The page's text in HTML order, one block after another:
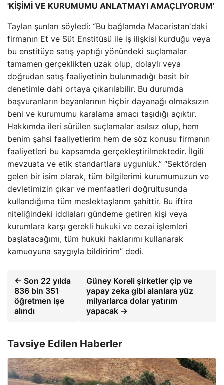
'KİŞİMİ VE KURUMUMU ANLATMAYI AMAÇLIYORUM'
Taylan şunları söyledi: “Bu bağlamda Macaristan'daki
firmanın Et ve Süt Enstitüsü ile iş ilişkisi kurduğu veya
bu enstitüye satış yaptığı yönündeki suçlamalar
tamamen gerçeklikten uzak olup, dolaylı veya
doğrudan satış faaliyetinin bulunmadığı basit bir
denetimle dahi ortaya çıkarılabilir. Bu durumda
başvuranların beyanlarının hiçbir dayanağı olmaksızın
beni ve kurumumu karalama amacı taşıdığı açıktır.
Hakkımda ileri sürülen suçlamalar asılsız olup, hem
benim şahsi faaliyetlerim hem de söz konusu firmanın
faaliyetleri bu kapsamda gerçekleştirilmektedir. İlgili
mevzuata ve etik standartlara uygunluk.” “Sektörden
gelen bir isim olarak, tüm bilgilerimi kurumumuzun ve
devletimizin çıkar ve menfaatleri doğrultusunda
kullandığıma tüm meslektaşlarım şahittir. Bu iftira
niteliğindeki iddiaları gündeme getiren kişi veya
kurumlara karşı gerekli hukuki ve cezai işlemleri
başlatacağımı, tüm hukuki haklarımı kullanarak
kamuoyuna saygıyla bildiririm” dedi.
← Son 22 yılda
836 bin 351
öğretmen işe
alındı
Güney Koreli şirketler çip ve
yapay zeka gibi alanlara yüz
milyarlarca dolar yatırım
yapacak →
Tavsiye Edilen Haberler